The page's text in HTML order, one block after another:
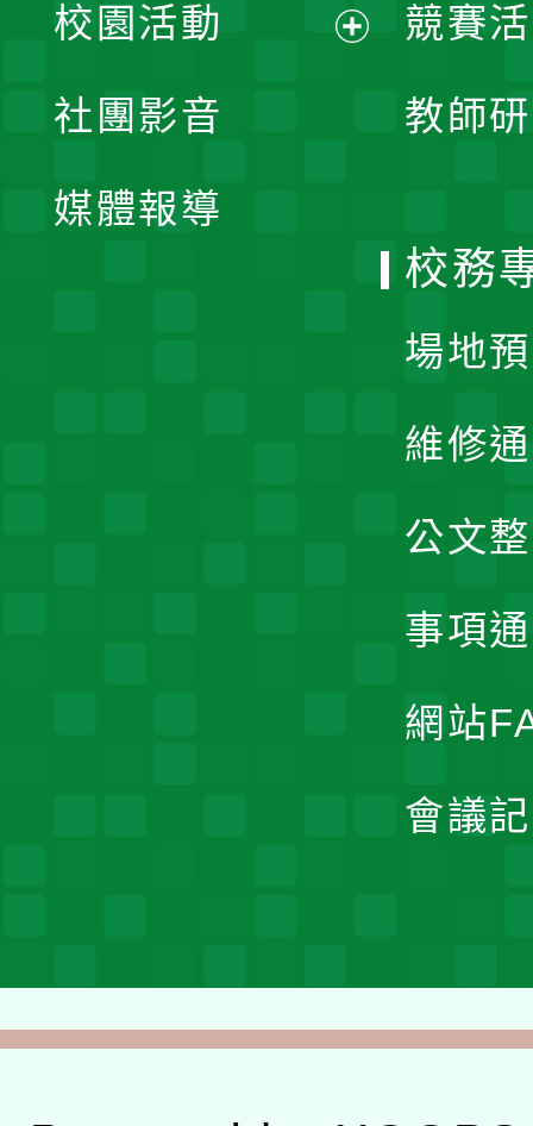
競賽
教師
開
校園活動
社團影音
媒體報導
校務
場地
維修
公文
事項
網站
會議